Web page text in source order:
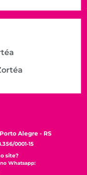
Alegre - RS
0001-15
site?
Whatsapp: